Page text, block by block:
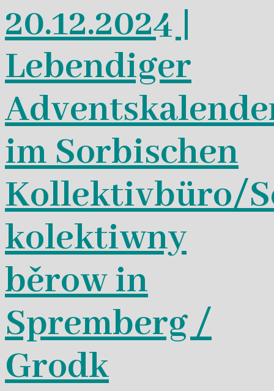
20.12.2024 |
Lebendiger
im Sorbischen
Kollektivbüro/
kolektiwny
běrow in
Spremberg /
Grodk